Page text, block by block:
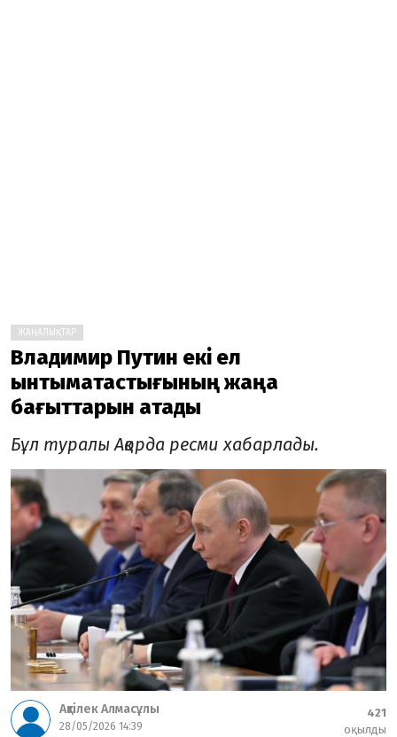
ЖАҢАЛЫҚТАР
Владимир Путин екі ел
ынтымақтастығының жаңа
бағыттарын атады
Бұл туралы Ақорда ресми хабарлады.
Ақтілек Алмасұлы
28/05/2026 14:39
421
оқылды